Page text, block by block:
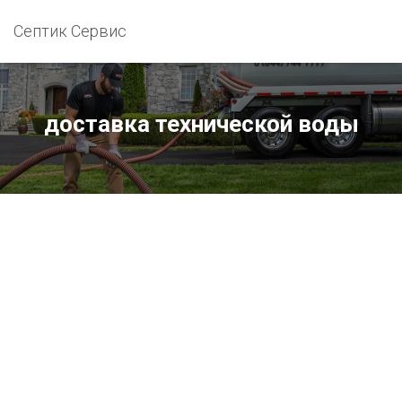
Септик Сервис
доставка технической воды